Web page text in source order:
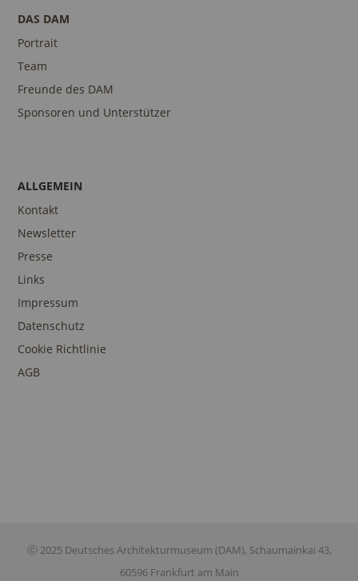
DAS DAM
Portrait
Team
Freunde des DAM
Sponsoren und Unterstützer
ALLGEMEIN
Kontakt
Newsletter
Presse
Links
Impressum
Datenschutz
Cookie Richtlinie
AGB
ⓒ 2025 Deutsches Architekturmuseum (DAM), Schaumainkai 43,
60596 Frankfurt am Main